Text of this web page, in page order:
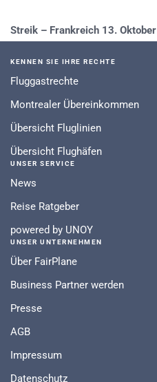
Streik – Frankreich 13. Oktober
KENNEN SIE IHRE RECHTE
Fluggastrechte
Montrealer Übereinkommen
Übersicht Fluglinien
Übersicht Flughäfen
UNSER SERVICE
News
Reise Ratgeber
powered by UNOY
UNSER UNTERNEHMEN
Über FairPlane
Business Partner werden
Presse
AGB
Impressum
Datenschutz